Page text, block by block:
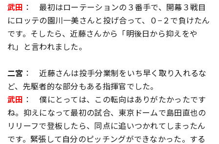
武田 ： 最初はローテーションの３番手で、開幕３戦目
にロッテの園川一美さんと投げ合って、０−２で負けたん
です。そしたら、近藤さんから「明後日から抑えをや
れ」と言われました。
二宮 ： 近藤さんは投手分業制をいち早く取り入れるな
ど、先駆者的な部分もある指揮官でした。
武田 ： 僕にとっては、この転向はありがたかったです
ね。抑えになって最初の試合、東京ドームで島田直也の
リリーフで登板したら、同点に追いつかれてしまったん
です。緊張して自分のピッチングができなかった。する